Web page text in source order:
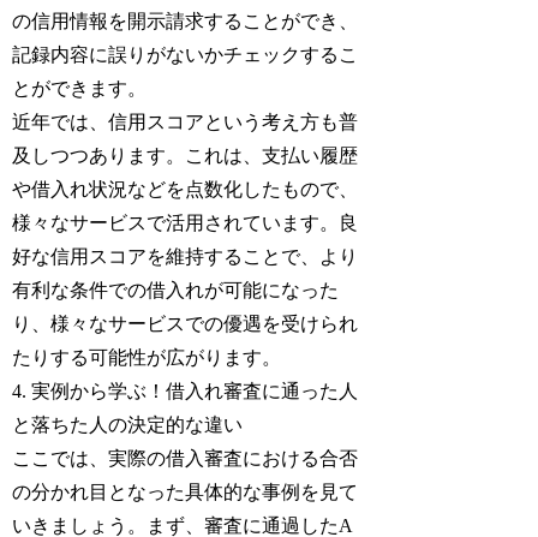
の信用情報を開示請求することができ、
記録内容に誤りがないかチェックするこ
とができます。
近年では、信用スコアという考え方も普
及しつつあります。これは、支払い履歴
や借入れ状況などを点数化したもので、
様々なサービスで活用されています。良
好な信用スコアを維持することで、より
有利な条件での借入れが可能になった
り、様々なサービスでの優遇を受けられ
たりする可能性が広がります。
4. 実例から学ぶ！借入れ審査に通った人
と落ちた人の決定的な違い
ここでは、実際の借入審査における合否
の分かれ目となった具体的な事例を見て
いきましょう。まず、審査に通過したA